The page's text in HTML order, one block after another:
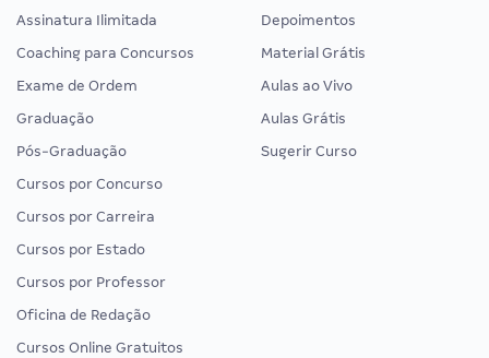
Assinatura Ilimitada
Coaching para Concursos
Exame de Ordem
Graduação
Pós-Graduação
Cursos por Concurso
Cursos por Carreira
Cursos por Estado
Cursos por Professor
Oficina de Redação
Cursos Online Gratuitos
Depoimentos
Material Grátis
Aulas ao Vivo
Aulas Grátis
Sugerir Curso